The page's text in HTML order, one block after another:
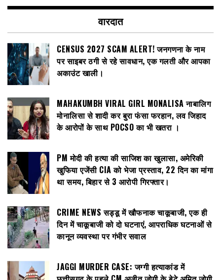
वारदात
CENSUS 2027 SCAM ALERT! जनगणना के नाम
पर साइबर ठगी से रहे सावधान, एक गलती और आपका
अकाउंट खाली।
MAHAKUMBH VIRAL GIRL MONALISA नाबालिग
मोनालिसा से शादी कर बुरा फंसा फरहान, लव जिहाद
के आरोपों के साथ POCSO का भी खतरा ।
PM मोदी की हत्या की साजिश का खुलासा, अमेरिकी
खुफिया एजेंसी CIA को भेजा प्रस्ताव, 22 दिन का मांगा
था समय, बिहार से 3 आरोपी गिरफ्तार।
CRIME NEWS सड्डू में खौफनाक चाकूबाजी, एक ही
दिन में चाकूबाजी को दो घटनाएं, आपराधिक घटनाओं से
कानून व्यवस्था पर गंभीर सवाल
JAGGI MURDER CASE: जग्गी हत्याकांड में